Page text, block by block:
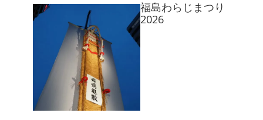
福島わらじまつり
2026